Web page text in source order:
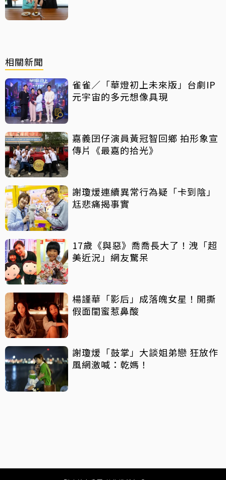
相關新聞
雀雀／「華燈初上未來版」台劇IP
元宇宙的多元想像具現
嘉義囝仔演員黃冠智回鄉 拍形象宣
傳片《最嘉的拾光》
謝瓊煖連續異常行為疑「卡到陰」
尪悲痛揭事實
17歲《與惡》喬喬長大了！洩「超
美近況」網友驚呆
楊謹華「影后」成落魄女星！開撕
假面閨蜜惹鼻酸
謝瓊煖「鼓掌」大談姐弟戀 狂放作
風網激喊：乾媽！